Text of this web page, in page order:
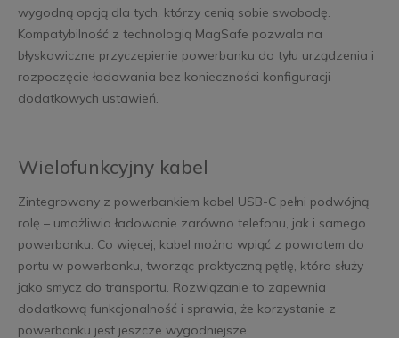
wygodną opcją dla tych, którzy cenią sobie swobodę.
Kompatybilność z technologią MagSafe pozwala na
błyskawiczne przyczepienie powerbanku do tyłu urządzenia i
rozpoczęcie ładowania bez konieczności konfiguracji
dodatkowych ustawień.
Wielofunkcyjny kabel
Zintegrowany z powerbankiem kabel USB-C pełni podwójną
rolę – umożliwia ładowanie zarówno telefonu, jak i samego
powerbanku. Co więcej, kabel można wpiąć z powrotem do
portu w powerbanku, tworząc praktyczną pętlę, która służy
jako smycz do transportu. Rozwiązanie to zapewnia
dodatkową funkcjonalność i sprawia, że korzystanie z
powerbanku jest jeszcze wygodniejsze.